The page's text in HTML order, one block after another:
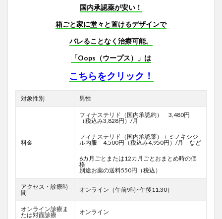
国内承認薬が安い！
箱ごと家に堂々と置けるデザインで
バレることなく治療可能。
「Oops（ウープス）」は
こちらをクリック！
対象性別 男性
料金
フィナステリド（国内承認約） 3,480円
（税込み3,828円）/月
フィナステリド（国内承認薬）＋ミノキシジ
ル内服 4,500円（税込み4,950円）/月 など
6カ月ごとまたは12カ月ごとおまとめ時の価
格
別途お薬の送料550円（税込）
アクセス・診療時
間
オンライン（午前9時~午後11:30）
オンライン診療ま
たは対面診療
オンライン